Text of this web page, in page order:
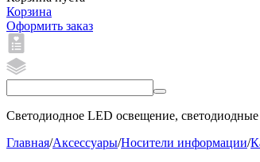
Корзина
Оформить заказ
Светодиодное LED освещение,
Главная/Аксессуары/Носители информации/